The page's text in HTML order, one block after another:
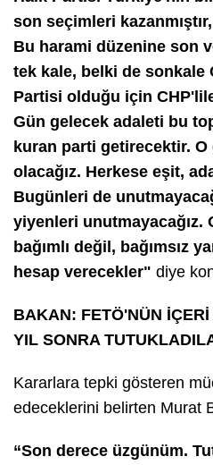
son seçimleri
Bu harami düzenine son
tek kale, belki de sonkale
Partisi olduğu için
Gün gelecek adaleti bu
kuran parti getirecektir.
olacağız. Herkese eşit,
Bugünleri de
yiyenleri unutmayacağız.
bağımlı değil, bağımsız
hesap verecekler" diye
BAKAN: FETÖ'NÜN
YIL SONRA
Kararlara tepki gösteren
edeceklerini belirten Murat
“Son derece üzgünüm.